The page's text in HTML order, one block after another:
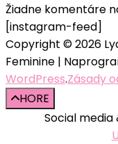
Žiadne komentáre
[instagram-feed]
Copyright © 2026
Feminine |
WordPress.Zásady
HORE
Social